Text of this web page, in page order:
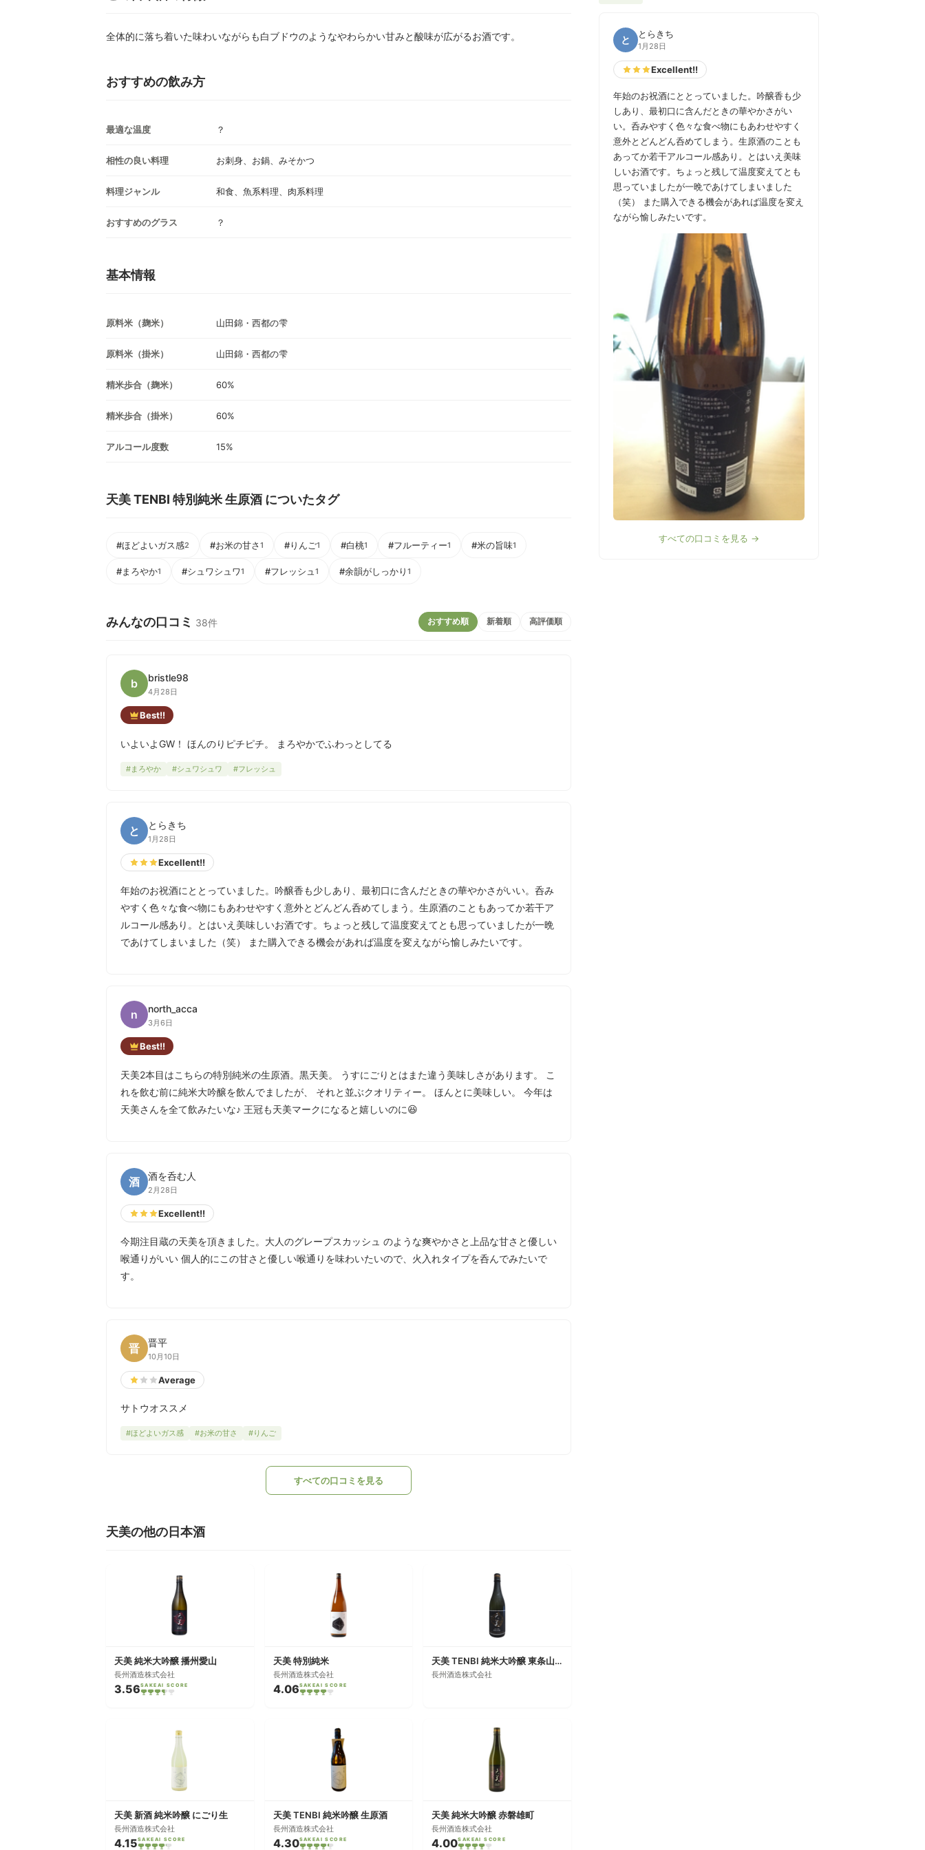
全体的に落ち着いた味わいながらも白ブドウのようなやわらかい甘みと酸味が広がるお酒です。
おすすめの飲み方
最適な温度 ？
相性の良い料理 お刺身、お鍋、みそかつ
料理ジャンル 和食、魚系料理、肉系料理
おすすめのグラス ？
基本情報
原料米（麹米） 山田錦・西都の雫
原料米（掛米） 山田錦・西都の雫
精米歩合（麹米） 60%
精米歩合（掛米） 60%
アルコール度数 15%
天美 TENBI 特別純米 生原酒 についたタグ
#ほどよいガス感2 #お米の甘さ 1 #りんご1 #白桃1 #フルーティー1 #米の旨味1
#まろやか1 #シュワシュワ1 #フレッシュ 1 #余韻がしっかり 1
みんなの口コミ 38件 おすすめ順 新着順 高評価順
b bristle98
4月28日
Best!!
いよいよGW！ ほんのりピチピチ。 まろやかでふわっとしてる
#まろやか #シュワシュワ #フレッシュ
と とらきち
1月28日
Excellent!!
年始のお祝酒にととっていました。吟醸香も少しあり、最初口に含んだときの華やかさがいい。呑み
やすく色々な食べ物にもあわせやすく意外とどんどん呑めてしまう。生原酒のこともあってか若干ア
ルコール感あり。とはいえ美味しいお酒です。ちょっと残して温度変えてとも思っていましたが一晩
であけてしまいました（笑） また購入できる機会があれば温度を変えながら愉しみたいです。
n north_acca
3月6日
Best!!
天美2本目はこちらの特別純米の生原酒。黒天美。 うすにごりとはまた違う美味しさがあります。 こ
れを飲む前に純米大吟醸を飲んでましたが、 それと並ぶクオリティー。 ほんとに美味しい。 今年は
天美さんを全て飲みたいな♪ 王冠も天美マークになると嬉しいのに😆
酒 酒を呑む人
2月28日
Excellent!!
今期注目蔵の天美を頂きました。大人のグレープスカッシュ のような爽やかさと上品な甘さと優しい
喉通りがいい 個人的にこの甘さと優しい喉通りを味わいたいので、火入れタイプを呑んでみたいで
す。
晋 晋平
10月10日
Average
サトウオススメ
#ほどよいガス感 #お米の甘さ #りんご
すべての口コミを見る
天美の他の日本酒
天美 純米大吟醸 播州愛山
長州酒造株式会社
3.56SAKEAI SCORE
天美 特別純米
長州酒造株式会社
4.06SAKEAI SCORE
天美 TENBI 純米大吟醸 東条山田錦
長州酒造株式会社
天美 新酒 純米吟醸 にごり生
長州酒造株式会社
4.15SAKEAI SCORE
天美 TENBI 純米吟醸 生原酒
長州酒造株式会社
4.30SAKEAI SCORE
天美 純米大吟醸 赤磐雄町
長州酒造株式会社
4.00SAKEAI SCORE
と とらきち
1月28日
Excellent!!
年始のお祝酒にととっていました。吟醸香も少
しあり、最初口に含んだときの華やかさがい
い。呑みやすく色々な食べ物にもあわせやすく
意外とどんどん呑めてしまう。生原酒のことも
あってか若干アルコール感あり。とはいえ美味
しいお酒です。ちょっと残して温度変えてとも
思っていましたが一晩であけてしまいました
（笑） また購入できる機会があれば温度を変え
ながら愉しみたいです。
すべての口コミを見る →